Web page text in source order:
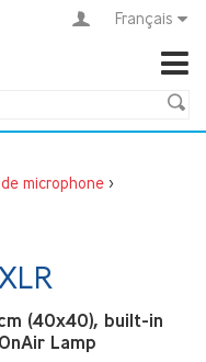
Français
microphone >
(40x40), built-in
Lamp